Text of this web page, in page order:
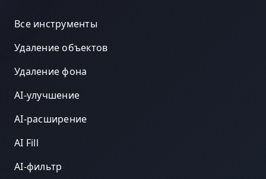
Все инструменты
Удаление объектов
Удаление фона
AI-улучшение
AI-расширение
AI Fill
AI-фильтр